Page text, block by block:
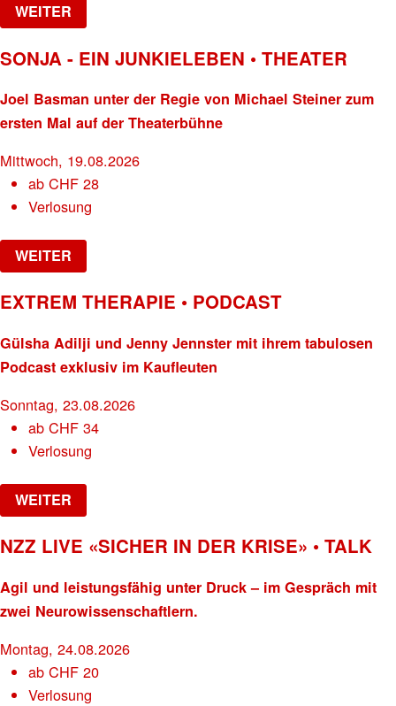
WEITER
SONJA - EIN JUNKIELEBEN • THEATER
Joel Basman unter der Regie von Michael Steiner zum
ersten Mal auf der Theaterbühne
Mittwoch, 19.08.2026
abCHF 28
Verlosung
WEITER
EXTREM THERAPIE • PODCAST
Gülsha Adilji und Jenny Jennster mit ihrem tabulosen
Podcast exklusiv im Kaufleuten
Sonntag, 23.08.2026
abCHF 34
Verlosung
WEITER
NZZ LIVE «SICHER IN DER KRISE» • TALK
Agil und leistungsfähig unter Druck – im Gespräch mit
zwei Neurowissenschaftlern.
Montag, 24.08.2026
abCHF 20
Verlosung